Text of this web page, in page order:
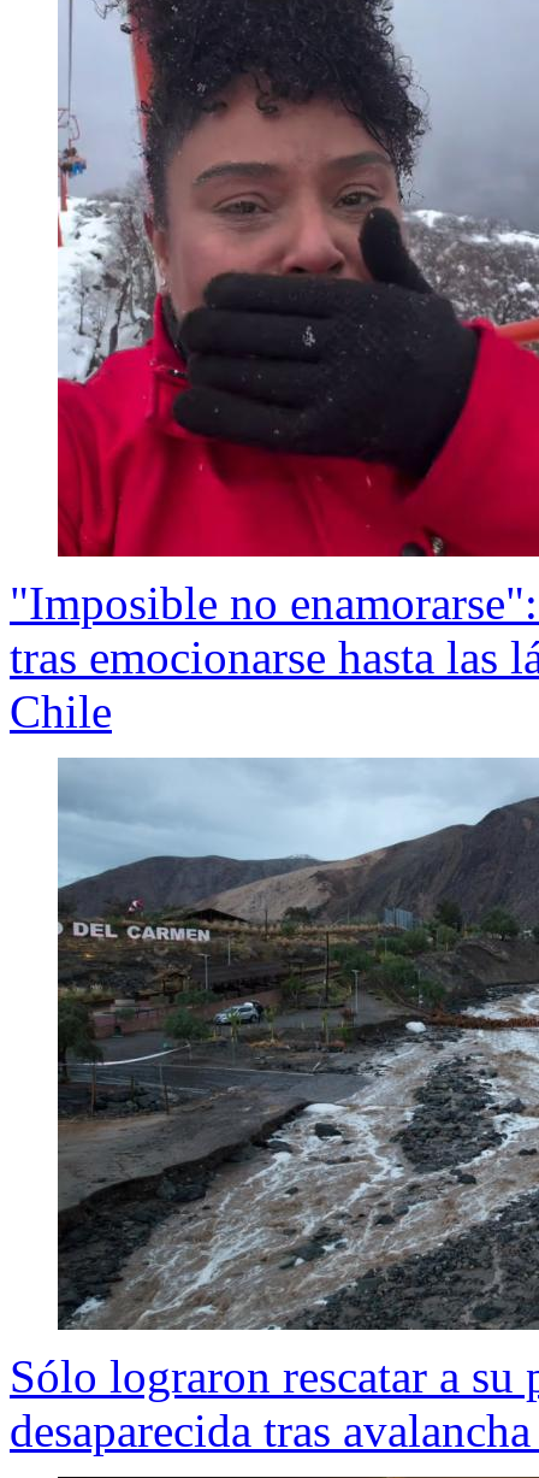
"Imposible no
tras emocionarse hasta las
Chile
Sólo lograron rescatar a su
desaparecida tras